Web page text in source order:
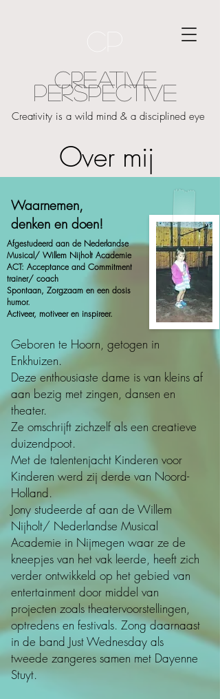
Creativity is a wild mind & a disciplined eye
CREATIVE
PERSPECTIVE
Over mij
Waarnemen,
denken en doen!
Afgestudeerd aan de Nederlandse
Musical/ Willem Nijholt Academie
ACT: Acceptance and Commitment
trainer/ coach
Spontaan, Zorgzaam en een dosis
humor.
Activeer, motiveer en inspireer.
Geboren te Hoorn, getogen in
Enkhuizen.
Deze enthousiaste dame is van kleins af
aan bezig met zingen, dansen en
theater.
Ze omschrijft zichzelf als een creatieve
duizendpoot.
Met de talentenjacht Kinderen voor
Kinderen werd zij derde van Noord-
Holland.
Jony studeerde af aan de Willem
Nijholt/ Nederlandse Musical
Academie in Nijmegen waar ze de
kneepjes van het vak leerde, heeft zich
verder ontwikkeld op het gebied van
entertainment door middel van
projecten zoals theatervoorstellingen,
optredens en festivals. Zong daarnaast
in de band Just Wednesday als
tweede zangeres samen met Dayenne
Stuyt.